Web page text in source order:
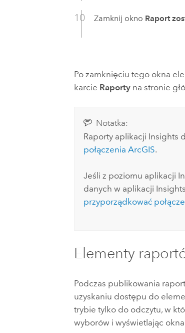
Zamknij okno Raport
Po zamknięciu tego okna
karcie Raporty na stronie
Notatka:
Raporty aplikacji Insights
połączenia ArcGIS.
Jeśli z poziomu aplikacji
danych w aplikacji
przyporządkować
Elementy
Podczas publikowania
uzyskaniu dostępu do
trybie tylko do odczytu, w
wyborów i wyświetlając